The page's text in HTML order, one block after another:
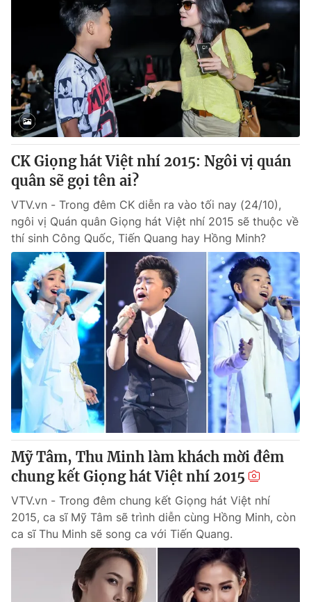
CK Giọng hát Việt nhí 2015: Ngôi vị quán
quân sẽ gọi tên ai?
VTV.vn - Trong đêm CK diễn ra vào tối nay (24/10),
ngôi vị Quán quân Giọng hát Việt nhí 2015 sẽ thuộc về
thí sinh Công Quốc, Tiến Quang hay Hồng Minh?
Mỹ Tâm, Thu Minh làm khách mời đêm
chung kết Giọng hát Việt nhí 2015
VTV.vn - Trong đêm chung kết Giọng hát Việt nhí
2015, ca sĩ Mỹ Tâm sẽ trình diễn cùng Hồng Minh, còn
ca sĩ Thu Minh sẽ song ca với Tiến Quang.